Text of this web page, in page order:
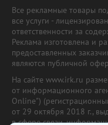
Все рекламные товары
все услуги -
ответственности за
Реклама изготовлена и
предоставленных
являются публичной
На сайте www.irk.ru
от информационного
Online")
от 29 октября 2018 г.,
в сфере связи,